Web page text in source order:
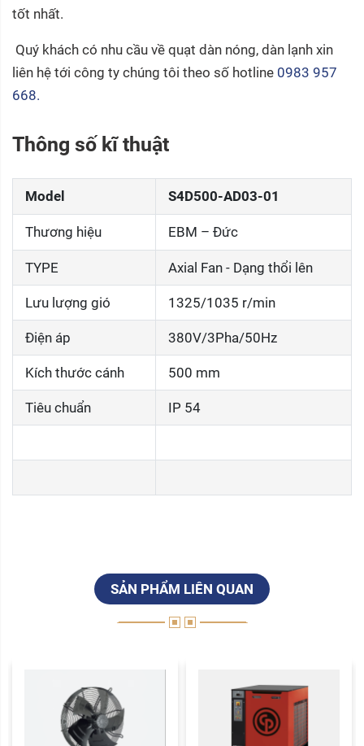
tốt nhất.
Quý khách có nhu cầu về quạt dàn nóng, dàn lạnh xin
liên hệ tới công ty chúng tôi theo số hotline 0983 957
668.
Thông số kĩ thuật
Model S4D500-AD03-01
Thương hiệu EBM – Đức
TYPE Axial Fan - Dạng thổi lên
Lưu lượng gió 1325/1035 r/min
Điện áp 380V/3Pha/50Hz
Kích thước cánh 500 mm
Tiêu chuẩn IP 54
SẢN PHẨM LIÊN QUAN